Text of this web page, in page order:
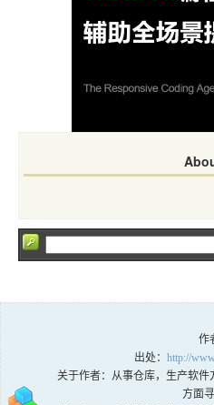
作
出处： http://
关于作者：从事仓库，生产软
方面